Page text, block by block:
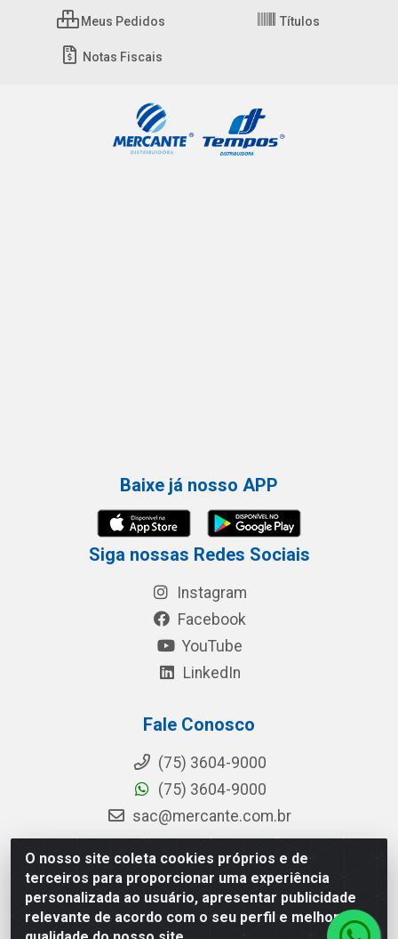
O nosso site coleta cookies próprios e de
terceiros para proporcionar uma experiência
personalizada ao usuário, apresentar publicidade
relevante de acordo com o seu perfil e melhorar a
Meus Pedidos Títulos
Notas Fiscais
Baixe já nosso APP
Siga nossas Redes Sociais
Instagram
Facebook
YouTube
LinkedIn
Fale Conosco
(75) 3604-9000
(75) 3604-9000
sac@mercante.com.br
Mercante Distribuidora - Rua Mercante, 699 - Aviário, Feira de
Santana/BA - CEP 44.096-218 - CNPJ 96.755.848/0001-08